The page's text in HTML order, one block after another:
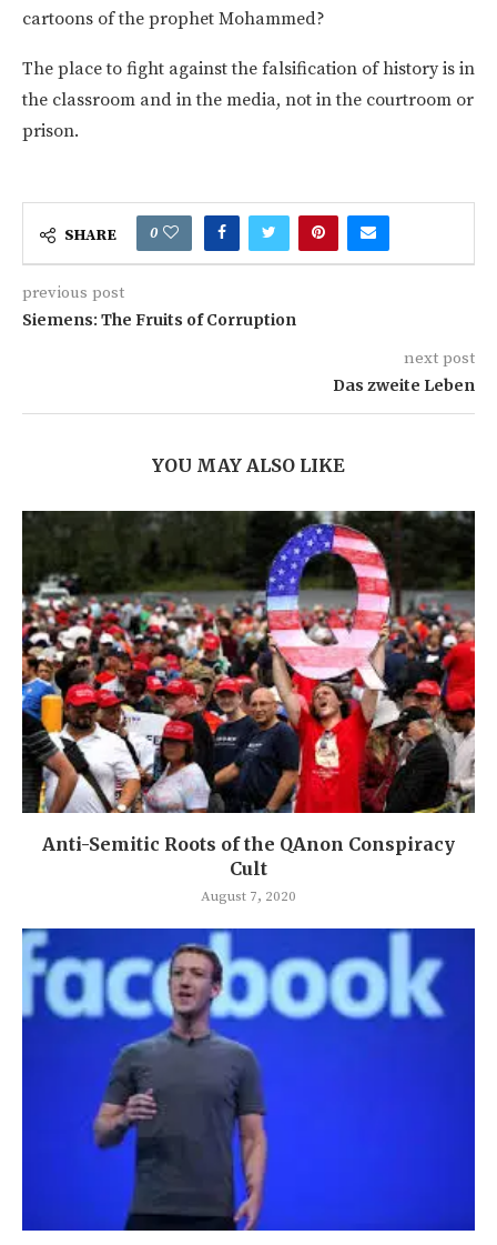
cartoons of the prophet Mohammed?
The place to fight against the falsification of history is in
the classroom and in the media, not in the courtroom or
prison.
SHARE 0
previous post
Siemens: The Fruits of Corruption
next post
Das zweite Leben
YOU MAY ALSO LIKE
Anti-Semitic Roots of the QAnon Conspiracy
Cult
August 7, 2020